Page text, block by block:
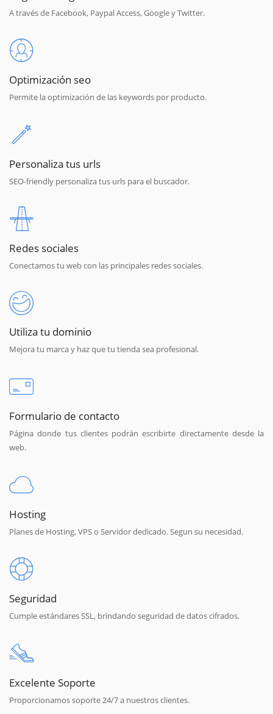
A través de Facebook, Paypal Access, Google y Twitter.
Optimización seo
Permite la optimización de las keywords por producto.
Personaliza tus urls
SEO-friendly personaliza tus urls para el buscador.
Redes sociales
Conectamos tu web con las principales redes sociales.
Utiliza tu dominio
Mejora tu marca y haz que tu tienda sea profesional.
Formulario de contacto
Página donde tus clientes podrán escribirte directamente desde la
web.
Hosting
Planes de Hosting, VPS o Servidor dedicado. Segun su necesidad.
Seguridad
Cumple estándares SSL, brindando seguridad de datos cifrados.
Excelente Soporte
Proporcionamos soporte 24/7 a nuestros clientes.